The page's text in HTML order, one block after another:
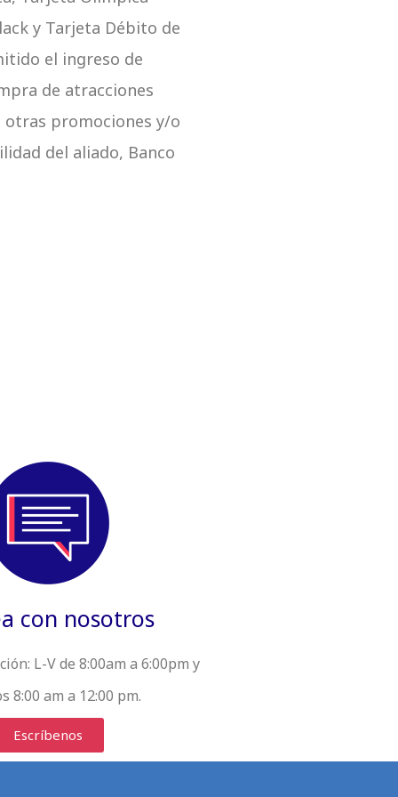
y Tarjeta Débito de
el ingreso de
de atracciones
otras promociones y/o
del aliado, Banco
con nosotros
L-V de 8:00am a 6:00pm y
8:00 am a 12:00 pm.
Escríbenos